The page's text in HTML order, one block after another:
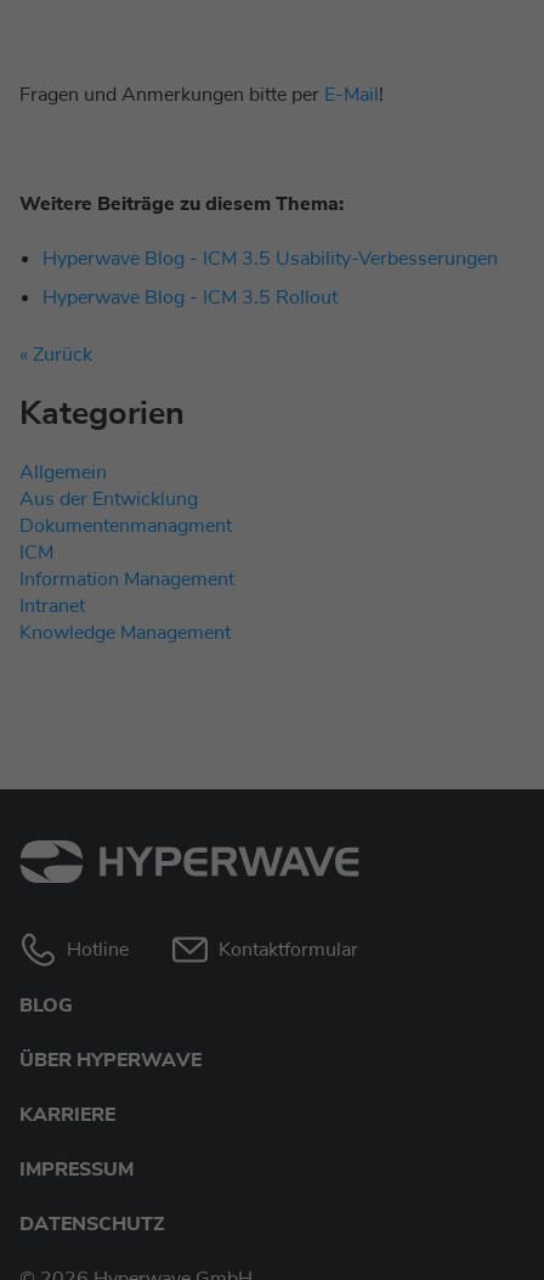
Fragen und Anmerkungen bitte per E-Mail!
Weitere Beiträge zu diesem Thema:
Hyperwave Blog - ICM 3.5 Usability-Verbesserungen
Hyperwave Blog - ICM 3.5 Rollout
« Zurück
Kategorien
Allgemein
Aus der Entwicklung
Dokumentenmanagment
ICM
Information Management
Intranet
Knowledge Management
Hotline Kontaktformular
BLOG
ÜBER HYPERWAVE
KARRIERE
IMPRESSUM
DATENSCHUTZ